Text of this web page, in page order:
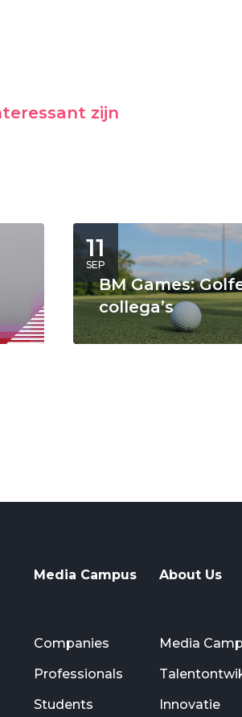
zijn
11
SEP
BM Games:
collega’s
Media Campus
Companies
Professionals
Students
About Us
Media
Innovatie